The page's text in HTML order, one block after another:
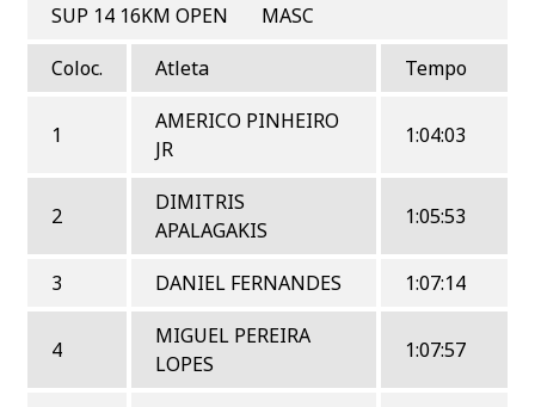
SUP 14 16KM OPEN MASC
Coloc.
Atleta Tempo
1
AMERICO PINHEIRO
JR
1:04:03
2
DIMITRIS
APALAGAKIS
1:05:53
3 DANIEL FERNANDES 1:07:14
4
MIGUEL PEREIRA
LOPES
1:07:57